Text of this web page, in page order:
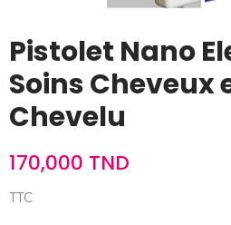
Pistolet Nano
Soins Cheveux
Chevelu
170,000 TND
TTC